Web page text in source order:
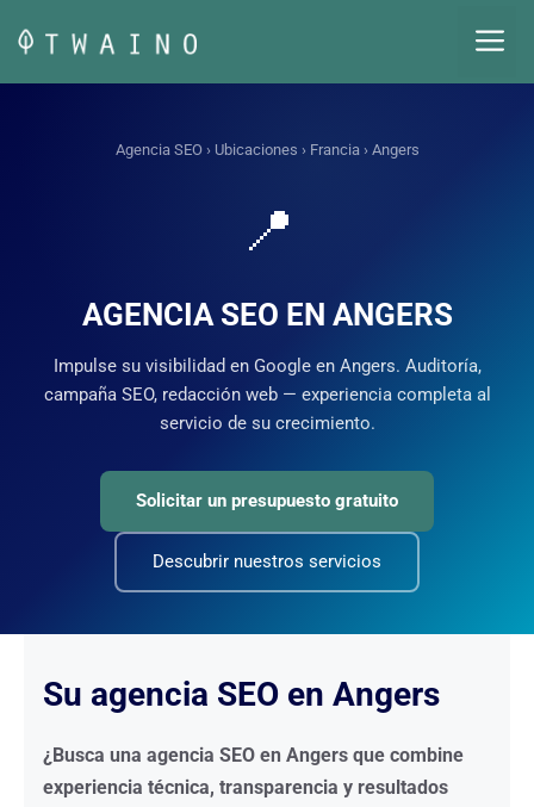
contenido
Agencia SEO› Ubicaciones › Francia› Angers
📍
AGENCIA SEO EN ANGERS
Impulse su visibilidad en Google en Angers. Auditoría,
campaña SEO, redacción web — experiencia completa al
servicio de su crecimiento.
Solicitar un presupuesto gratuito
Descubrir nuestros servicios
Su agencia SEO en Angers
¿Busca una agencia SEO en Angers que combine
experiencia técnica, transparencia y resultados